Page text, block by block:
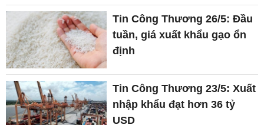
Tin Công Thương 26/5: Đầu
tuần, giá xuất khẩu gạo ổn
định
Tin Công Thương 23/5: Xuất
nhập khẩu đạt hơn 36 tỷ
USD